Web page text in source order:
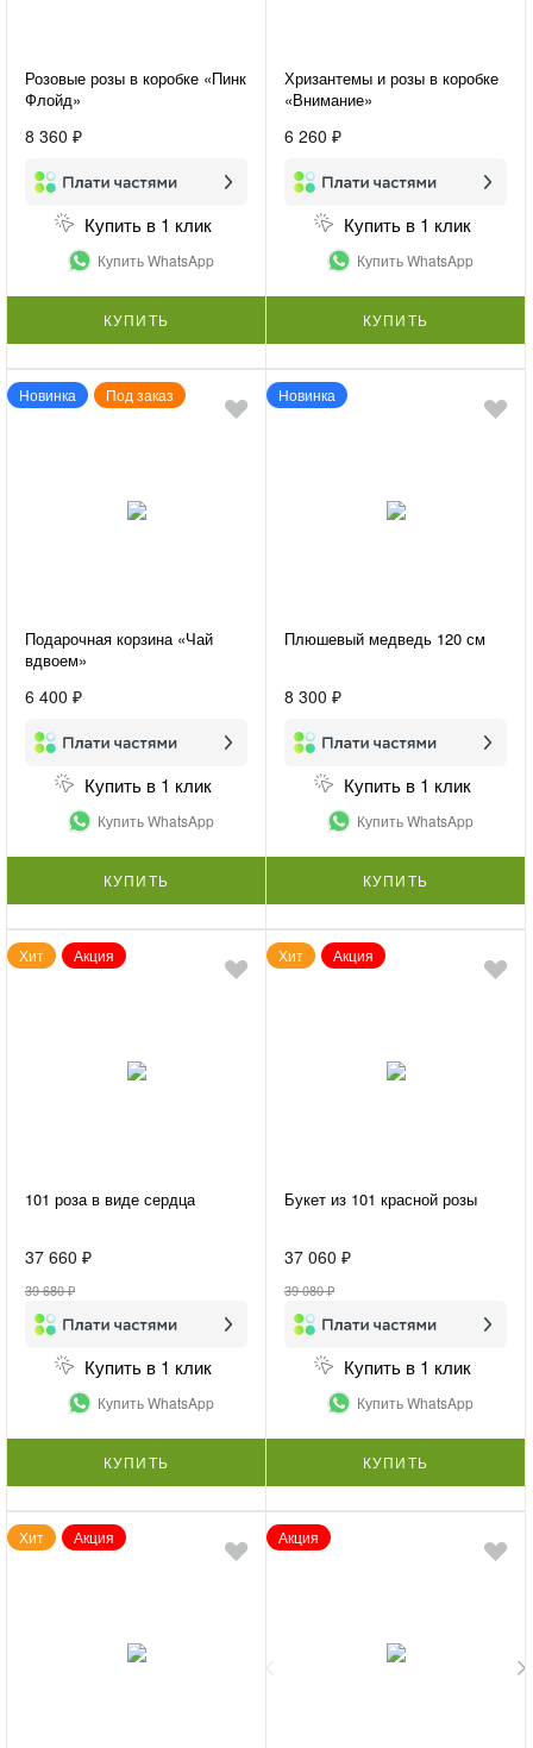
Розовые розы в коробке «Пинк
Флойд»
8 360 ₽
Купить в 1 клик
Купить WhatsApp
КУПИТЬ
Хризантемы и розы в коробке
«Внимание»
6 260 ₽
Купить в 1 клик
Купить WhatsApp
КУПИТЬ
Новинка Под заказ
Подарочная корзина «Чай
вдвоем»
6 400 ₽
Купить в 1 клик
Купить WhatsApp
КУПИТЬ
Новинка
Плюшевый медведь 120 см
8 300 ₽
Купить в 1 клик
Купить WhatsApp
КУПИТЬ
Хит Акция
101 роза в виде сердца
37 660 ₽
39 680 ₽
Купить в 1 клик
Купить WhatsApp
КУПИТЬ
Хит Акция
Букет из 101 красной розы
37 060 ₽
39 080 ₽
Купить в 1 клик
Купить WhatsApp
КУПИТЬ
Хит Акция Акция